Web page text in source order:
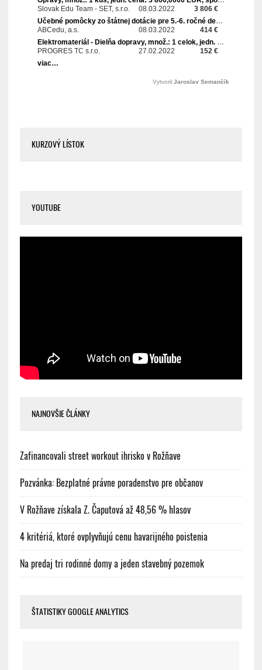
KURZOVÝ LÍSTOK
YOUTUBE
NAJNOVŠIE ČLÁNKY
Zafinancovali street workout ihrisko v Rožňave
Pozvánka: Bezplatné právne poradenstvo pre občanov
V Rožňave získala Z. Čaputová až 48,56 % hlasov
4 kritériá, ktoré ovplyvňujú cenu havarijného poistenia
Na predaj tri rodinné domy a jeden stavebný pozemok
ŠTATISTIKY GOOGLE ANALYTICS